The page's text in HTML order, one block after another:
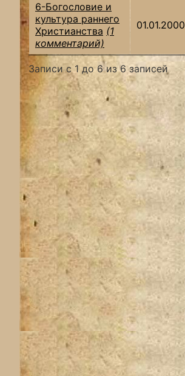
6-Богословие и
культура раннего
Христианства (1
комментарий)
01.01.2000
Записи с 1 до 6 из 6 записей